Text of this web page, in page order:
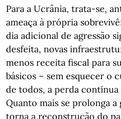
Para a Ucrânia, trata-se,
ameaça à própria
dia adicional de agressão
desfeita, novas
menos receita fiscal para
básicos – sem esquecer o
de todos, a perda contínua
Quanto mais se prolonga
torna a reconstrução do